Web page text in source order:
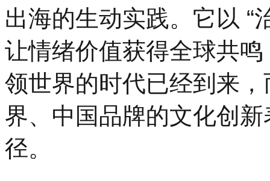
出海的生动实践。它以 “
让情绪价值获得全球共
领世界的时代已经到来
界、中国品牌的文化创
径。